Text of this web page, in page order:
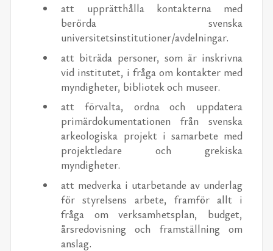
att upprätthålla kontakterna med
berörda svenska
universitetsinstitutioner/​avdelningar.
att biträda personer, som är inskrivna
vid institutet, i fråga om kontakter med
myndigheter, bibliotek och museer.
att förvalta, ordna och uppdatera
primärdokumentationen från svenska
arkeologiska projekt i samarbete med
projektledare och grekiska
myndigheter.
att medverka i utarbetande av underlag
för styrelsens arbete, framför allt i
fråga om verksamhetsplan, budget,
årsredovisning och framställning om
anslag.